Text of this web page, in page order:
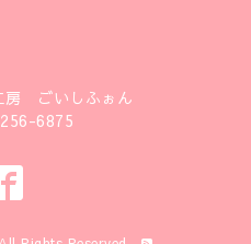
房 ごいしふぉん
6875